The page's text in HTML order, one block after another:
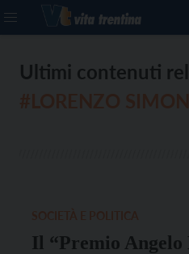
Ultimi contenuti
Il “Premio